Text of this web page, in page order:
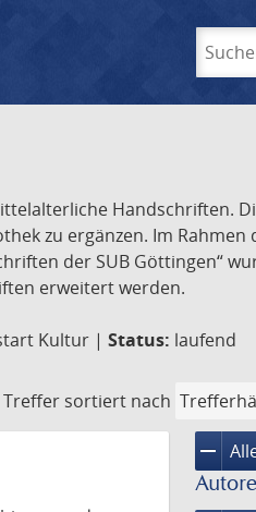
Handschriften.
zu ergänzen. Im Rahmen
der SUB Göttingen“
erweitert werden.
Kultur | Status: laufend
Treffer sortiert nach
remove